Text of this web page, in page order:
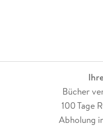
Bücher
100 Tage
Abholung